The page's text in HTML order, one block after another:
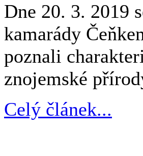
Dne 20. 3. 2019
kamarády
poznali
znojemské
Celý článek...